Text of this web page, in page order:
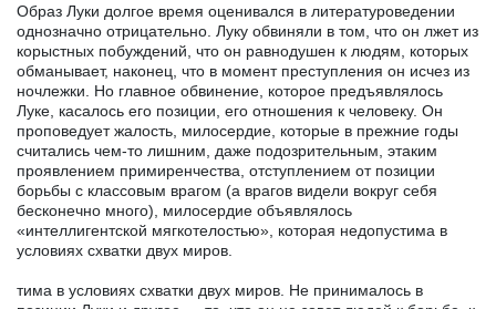
Образ Луки долгое время оценивался в литературоведении
однозначно отрицательно. Луку обвиняли в том, что он лжет из
корыстных побуждений, что он равнодушен к людям, которых
обманывает, наконец, что в момент преступления он исчез из
ночлежки. Но главное обвинение, которое предъявлялось
Луке, касалось его позиции, его отношения к человеку. Он
проповедует жалость, милосердие, которые в прежние годы
считались чем-то лишним, даже подозрительным, этаким
проявлением примиренчества, отступлением от позиции
борьбы с классовым врагом (а врагов видели вокруг себя
бесконечно много), милосердие объявлялось
«интеллигентской мягкотелостью», которая недопустима в
условиях схватки двух миров.
тима в условиях схватки двух миров. Не принималось в